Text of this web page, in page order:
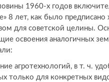
1960-х годов
8 лет, как было предписано
для советской целины.
освоения аналогичных
агротехнологий, в т. ч.
только для конкретных